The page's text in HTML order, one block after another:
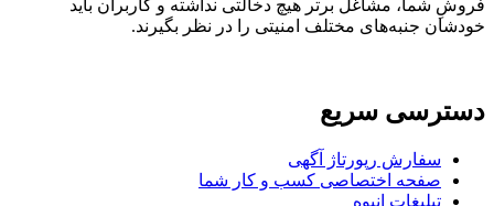
فروشِ شما، مشاغل برتر هیچ دخالتی نداشته و کاربران باید
خودشان جنبه‌های مختلف امنیتی را در نظر بگیرند.
دسترسی سریع
سفارش رپورتاژ آگهی
صفحه اختصاصی کسب و کار شما
تبلیغات انبوه